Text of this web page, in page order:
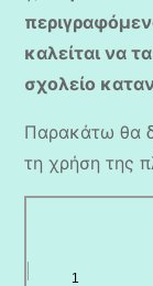
καλείται να
σχολείο
Παρακάτω θα
τη χρήση της